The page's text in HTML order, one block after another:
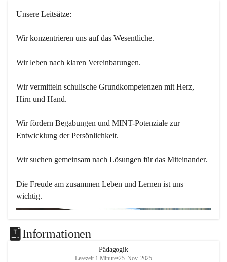
Unsere Leitsätze:
Wir konzentrieren uns auf das Wesentliche.
Wir leben nach klaren Vereinbarungen.
Wir vermitteln schulische Grundkompetenzen mit Herz,
Hirn und Hand.
Wir fördern Begabungen und MINT-Potenziale zur
Entwicklung der Persönlichkeit.
Wir suchen gemeinsam nach Lösungen für das Miteinander.
Die Freude am zusammen Leben und Lernen ist uns
wichtig.
Informationen
Pädagogik
Lesezeit 1 Minute•25. Nov. 2025